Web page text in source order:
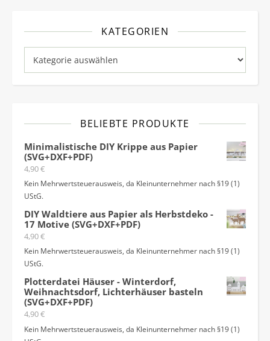
KATEGORIEN
Kategorien
BELIEBTE PRODUKTE
Minimalistische DIY Krippe aus Papier
(SVG+DXF+PDF)
4,90€
Kein Mehrwertsteuerausweis, da Kleinunternehmer nach §19 (1)
UStG.
DIY Waldtiere aus Papier als Herbstdeko -
17 Motive (SVG+DXF+PDF)
4,90€
Kein Mehrwertsteuerausweis, da Kleinunternehmer nach §19 (1)
UStG.
Plotterdatei Häuser - Winterdorf,
Weihnachtsdorf, Lichterhäuser basteln
(SVG+DXF+PDF)
4,90€
Kein Mehrwertsteuerausweis, da Kleinunternehmer nach §19 (1)